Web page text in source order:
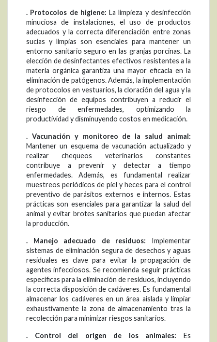
. Protocolos de higiene: La limpieza y desinfección
minuciosa de instalaciones, el uso de productos
adecuados y la correcta diferenciación entre zonas
sucias y limpias son esenciales para mantener un
entorno sanitario seguro en las granjas porcinas. La
elección de desinfectantes efectivos resistentes a la
materia orgánica garantiza una mayor eficacia en la
eliminación de patógenos. Además, la implementación
de protocolos en vestuarios, la cloración del agua y la
desinfección de equipos contribuyen a reducir el
riesgo de enfermedades, optimizando la
productividad y disminuyendo costos en medicación.
. Vacunación y monitoreo de la salud animal:
Mantener un esquema de vacunación actualizado y
realizar chequeos veterinarios constantes
contribuye a prevenir y detectar a tiempo
enfermedades. Además, es fundamental realizar
muestreos periódicos de piel y heces para el control
preventivo de parásitos externos e internos. Estas
prácticas son esenciales para garantizar la salud del
animal y evitar brotes sanitarios que puedan afectar
la producción.
. Manejo adecuado de residuos: Implementar
sistemas de eliminación segura de desechos y aguas
residuales es clave para evitar la propagación de
agentes infecciosos. Se recomienda seguir prácticas
específicas para la eliminación de residuos, incluyendo
la correcta disposición de cadáveres. Es fundamental
almacenar los cadáveres en un área aislada y limpiar
exhaustivamente la zona de almacenamiento tras la
recolección para minimizar riesgos sanitarios.
. Control del origen de los animales: Es